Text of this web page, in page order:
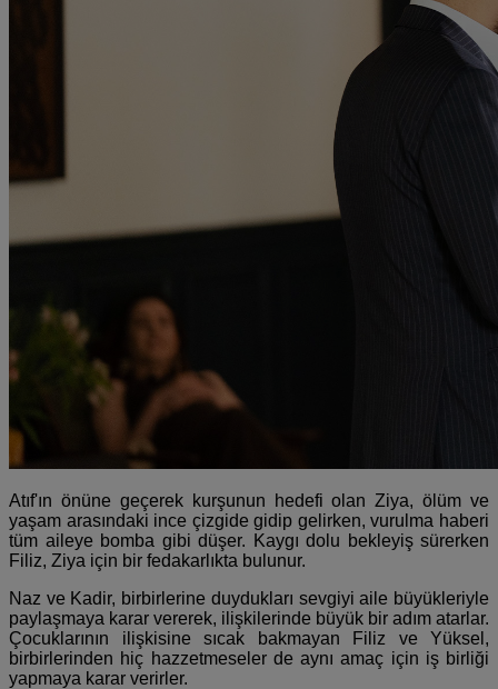
Atıf'ın önüne geçerek kurşunun hedefi olan Ziya, ölüm ve
yaşam arasındaki ince çizgide gidip gelirken, vurulma haberi
tüm aileye bomba gibi düşer. Kaygı dolu bekleyiş sürerken
Filiz, Ziya için bir fedakarlıkta bulunur.
Naz ve Kadir, birbirlerine duydukları sevgiyi aile büyükleriyle
paylaşmaya karar vererek, ilişkilerinde büyük bir adım atarlar.
Çocuklarının ilişkisine sıcak bakmayan Filiz ve Yüksel,
birbirlerinden hiç hazzetmeseler de aynı amaç için iş birliği
yapmaya karar verirler.